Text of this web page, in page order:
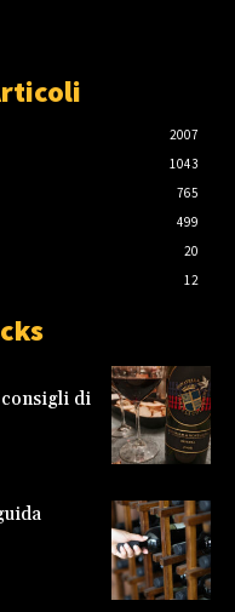
2007
1043
765
499
20
12
di